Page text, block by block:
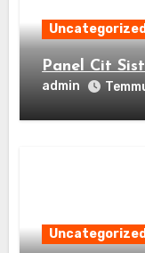
Uncategorized
Panel Cit
admin
Uncategorized